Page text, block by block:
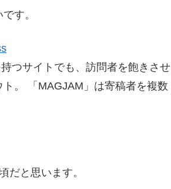
す。
つサイトでも、訪問者を飽きさせ
。 「MAGJAM」は寄稿者を複数
だと思います。